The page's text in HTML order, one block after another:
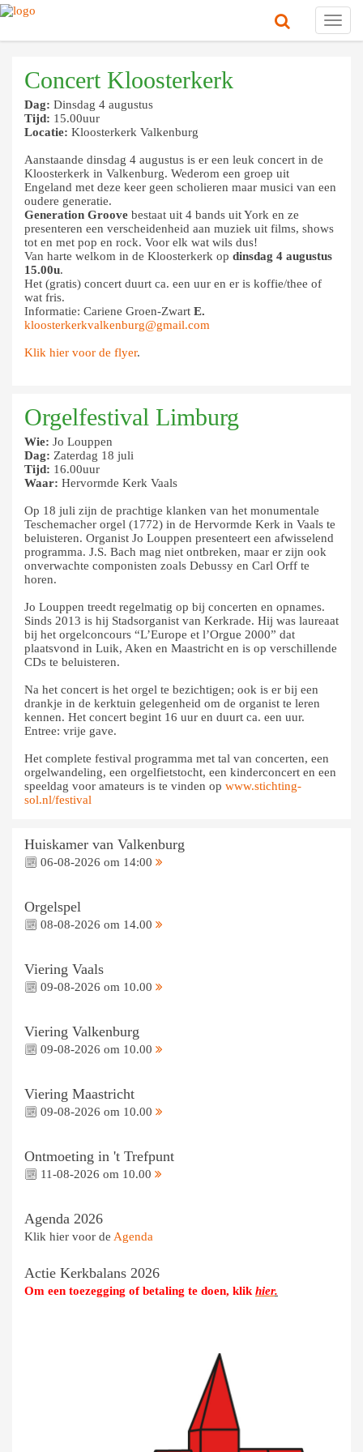
Concert Kloosterkerk
Dag: Dinsdag 4 augustus
Tijd: 15.00uur
Locatie: Kloosterkerk Valkenburg
Aanstaande dinsdag 4 augustus is er een leuk concert in de
Kloosterkerk in Valkenburg. Wederom een groep uit
Engeland met deze keer geen scholieren maar musici van een
oudere generatie.
Generation Groove bestaat uit 4 bands uit York en ze
presenteren een verscheidenheid aan muziek uit films, shows
tot en met pop en rock. Voor elk wat wils dus!
Van harte welkom in de Kloosterkerk op dinsdag 4 augustus
15.00u.
Het (gratis) concert duurt ca. een uur en er is koffie/thee of
wat fris.
Informatie: Cariene Groen-Zwart E.
kloosterkerkvalkenburg@gmail.com
Klik hier voor de flyer.
Orgelfestival Limburg
Wie: Jo Louppen
Dag: Zaterdag 18 juli
Tijd: 16.00uur
Waar: Hervormde Kerk Vaals
Op 18 juli zijn de prachtige klanken van het monumentale
Teschemacher orgel (1772) in de Hervormde Kerk in Vaals te
beluisteren. Organist Jo Louppen presenteert een afwisselend
programma. J.S. Bach mag niet ontbreken, maar er zijn ook
onverwachte componisten zoals Debussy en Carl Orff te
horen.
Jo Louppen treedt regelmatig op bij concerten en opnames.
Sinds 2013 is hij Stadsorganist van Kerkrade. Hij was laureaat
bij het orgelconcours “L’Europe et l’Orgue 2000” dat
plaatsvond in Luik, Aken en Maastricht en is op verschillende
CDs te beluisteren.
Na het concert is het orgel te bezichtigen; ook is er bij een
drankje in de kerktuin gelegenheid om de organist te leren
kennen. Het concert begint 16 uur en duurt ca. een uur.
Entree: vrije gave.
Het complete festival programma met tal van concerten, een
orgelwandeling, een orgelfietstocht, een kinderconcert en een
speeldag voor amateurs is te vinden op www.stichting-
sol.nl/festival
Huiskamer van Valkenburg
06-08-2026 om 14:00
Orgelspel
08-08-2026 om 14.00
Viering Vaals
09-08-2026 om 10.00
Viering Valkenburg
09-08-2026 om 10.00
Viering Maastricht
09-08-2026 om 10.00
Ontmoeting in 't Trefpunt
11-08-2026 om 10.00
Agenda 2026
Klik hier voor de Agenda
Actie Kerkbalans 2026
Om een toezegging of betaling te doen, klik hier.